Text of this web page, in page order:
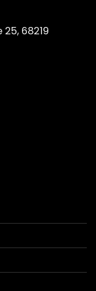
68219